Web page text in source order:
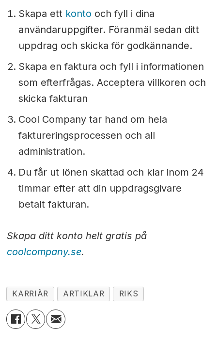
Skapa ett konto och fyll i dina
användaruppgifter. Föranmäl sedan ditt
uppdrag och skicka för godkännande.
Skapa en faktura och fyll i informationen
som efterfrågas. Acceptera villkoren och
skicka fakturan
Cool Company tar hand om hela
faktureringsprocessen och all
administration.
Du får ut lönen skattad och klar inom 24
timmar efter att din uppdragsgivare
betalt fakturan.
Skapa ditt konto helt gratis på
coolcompany.se.
KARRIÄR ARTIKLAR RIKS